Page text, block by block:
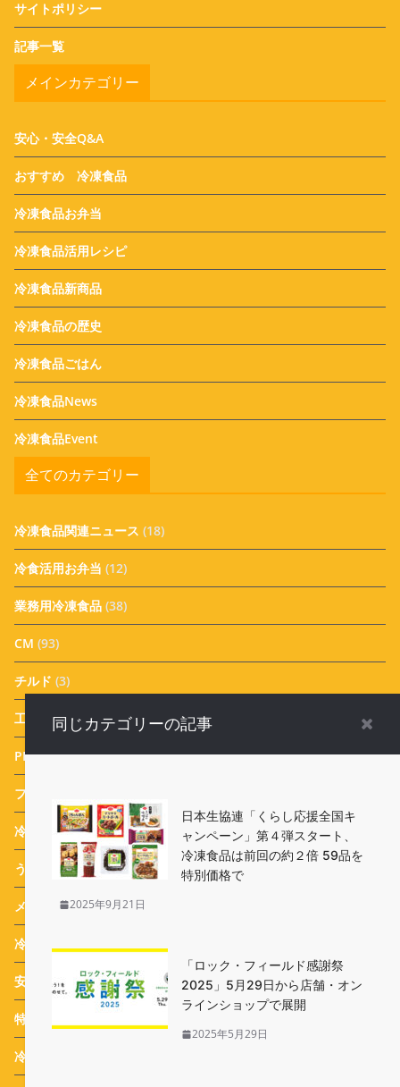
サイトポリシー
記事一覧
メインカテゴリー
安心・安全Q&A
おすすめ 冷凍食品
冷凍食品お弁当
冷凍食品活用レシピ
冷凍食品新商品
冷凍食品の歴史
冷凍食品ごはん
冷凍食品News
冷凍食品Event
全てのカテゴリー
冷凍食品関連ニュース (18)
冷食活用お弁当 (12)
業務用冷凍食品 (38)
CM (93)
チルド (3)
工場ルポ(3)
PR特集(25)
フードサービス
冷食番長タケムラダイ ご当地冷凍食品☆全国制覇への道
うめたま食堂の冷凍野菜日和 (7)
メディア(479)
冷凍食品 ブランド紹介
安心・安全Q&A(16)
特集
冷凍食品道場 入門編
同じカテゴリーの記事
日本生協連「くらし応援全国キ
ャンペーン」第４弾スタート、
冷凍食品は前回の約２倍 59品を
特別価格で
2025年9月21日
「ロック・フィールド感謝祭
2025」5月29日から店舗・オン
ラインショップで展開
2025年5月29日